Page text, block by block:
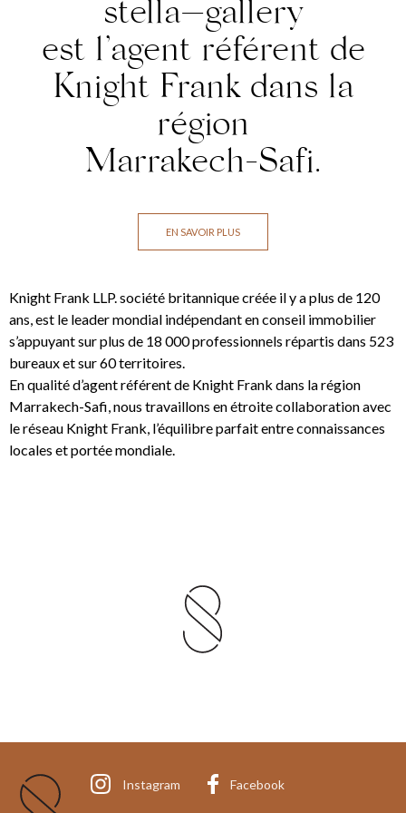
stella—gallery
est l’agent référent de
Knight Frank dans la
région
Marrakech-Safi.
EN SAVOIR PLUS
Knight Frank LLP. société britannique créée il y a plus de 120
ans, est le leader mondial indépendant en conseil immobilier
s’appuyant sur plus de 18 000 professionnels répartis dans 523
bureaux et sur 60 territoires.
En qualité d’agent référent de Knight Frank dans la région
Marrakech-Safi, nous travaillons en étroite collaboration avec
le réseau Knight Frank, l’équilibre parfait entre connaissances
locales et portée mondiale.
Instagram Facebook